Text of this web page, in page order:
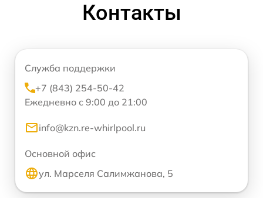
Контакты
Служба поддержки
+7 (843) 254-50-42
Ежедневно с 9:00 до 21:00
info@kzn.re-whirlpool.ru
Основной офис
ул. Марселя Салимжанова, 5